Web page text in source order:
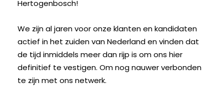
Hertogenbosch!
We zijn al jaren voor onze klanten en kandidaten
actief in het zuiden van Nederland en vinden dat
de tijd inmiddels meer dan rijp is om ons hier
definitief te vestigen. Om nog nauwer verbonden
te zijn met ons netwerk.